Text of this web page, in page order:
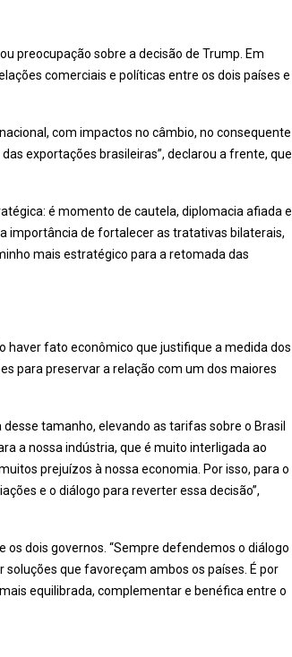
preocupação sobre a decisão de Trump. Em
comerciais e políticas entre os dois países e
com impactos no câmbio, no consequente
exportações brasileiras”, declarou a frente, que
é momento de cautela, diplomacia afiada e
importância de fortalecer as tratativas bilaterais,
mais estratégico para a retomada das
haver fato econômico que justifique a medida dos
para preservar a relação com um dos maiores
tamanho, elevando as tarifas sobre o Brasil
a nossa indústria, que é muito interligada ao
prejuízos à nossa economia. Por isso, para o
e o diálogo para reverter essa decisão”,
os dois governos. “Sempre defendemos o diálogo
que favoreçam ambos os países. É por
equilibrada, complementar e benéfica entre o